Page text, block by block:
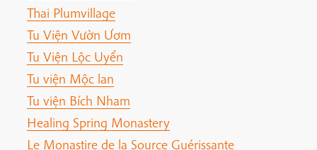
Thai Plumvillage
Tu Viện Vườn Ươm
Tu Viện Lộc Uyển
Tu viện Mộc lan
Tu viện Bích Nham
Healing Spring Monastery
Le Monastire de la Source Guérissante